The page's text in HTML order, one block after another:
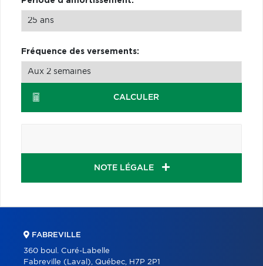
Fréquence des versements:
CALCULER
NOTE LÉGALE
FABREVILLE
360 boul. Curé-Labelle
Fabreville (Laval), Québec, H7P 2P1